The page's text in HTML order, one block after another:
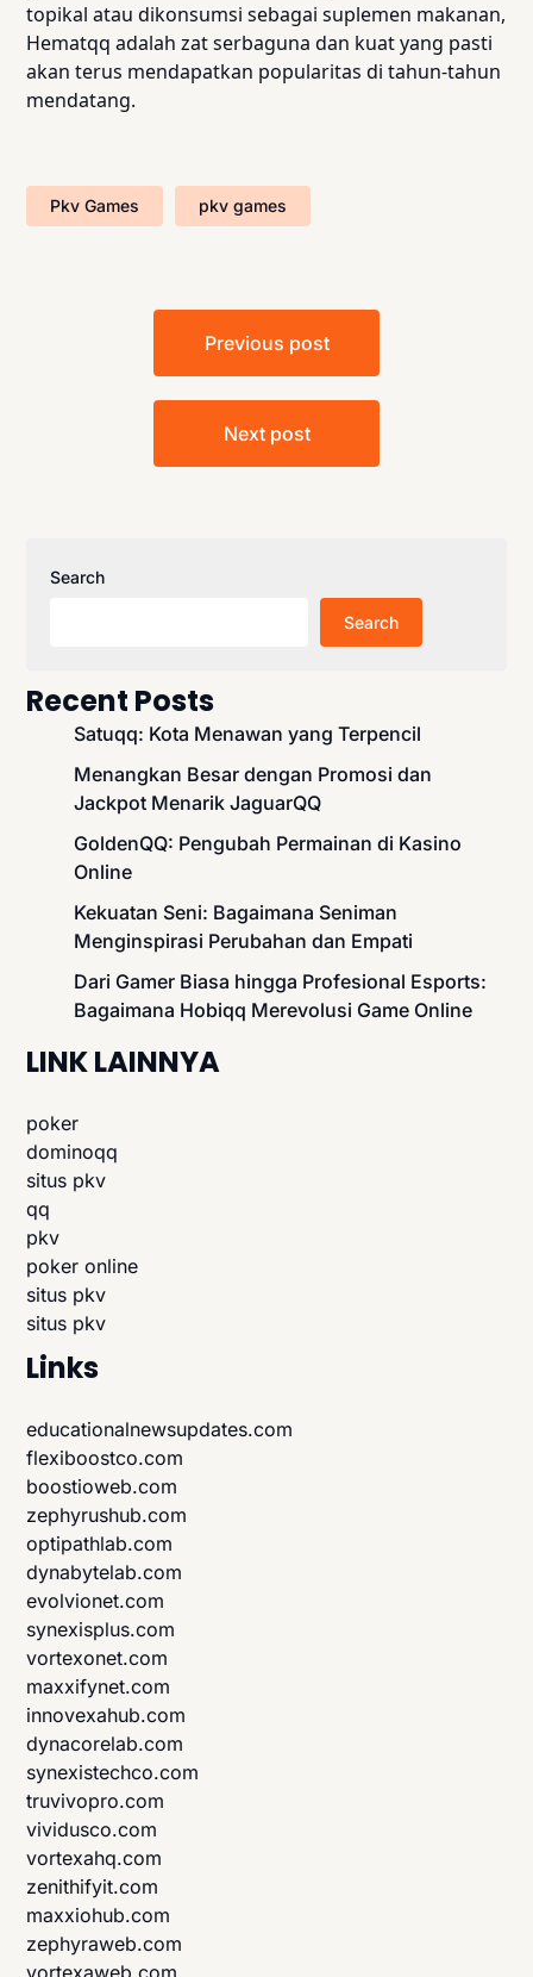
topikal atau dikonsumsi sebagai suplemen makanan,
Hematqq adalah zat serbaguna dan kuat yang pasti
akan terus mendapatkan popularitas di tahun-tahun
mendatang.
Pkv Games pkv games
Previous post
Next post
Search
Search
Recent Posts
Satuqq: Kota Menawan yang Terpencil
Menangkan Besar dengan Promosi dan
Jackpot Menarik JaguarQQ
GoldenQQ: Pengubah Permainan di Kasino
Online
Kekuatan Seni: Bagaimana Seniman
Menginspirasi Perubahan dan Empati
Dari Gamer Biasa hingga Profesional Esports:
Bagaimana Hobiqq Merevolusi Game Online
LINK LAINNYA
poker
dominoqq
situs pkv
qq
pkv
poker online
situs pkv
situs pkv
Links
educationalnewsupdates.com
flexiboostco.com
boostioweb.com
zephyrushub.com
optipathlab.com
dynabytelab.com
evolvionet.com
synexisplus.com
vortexonet.com
maxxifynet.com
innovexahub.com
dynacorelab.com
synexistechco.com
truvivopro.com
vividusco.com
vortexahq.com
zenithifyit.com
maxxiohub.com
zephyraweb.com
vortexaweb.com